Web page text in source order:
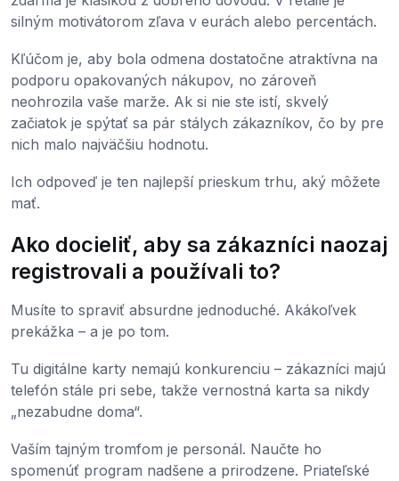
silným motivátorom zľava v eurách alebo percentách.
Kľúčom je, aby bola odmena dostatočne atraktívna na
podporu opakovaných nákupov, no zároveň
neohrozila vaše marže. Ak si nie ste istí, skvelý
začiatok je spýtať sa pár stálych zákazníkov, čo by pre
nich malo najväčšiu hodnotu.
Ich odpoveď je ten najlepší prieskum trhu, aký môžete
mať.
Ako docieliť, aby sa zákazníci naozaj
registrovali a používali to?
Musíte to spraviť absurdne jednoduché. Akákoľvek
prekážka – a je po tom.
Tu digitálne karty nemajú konkurenciu – zákazníci majú
telefón stále pri sebe, takže vernostná karta sa nikdy
„nezabudne doma“.
Vaším tajným tromfom je personál. Naučte ho
spomenúť program nadšene a prirodzene. Priateľské